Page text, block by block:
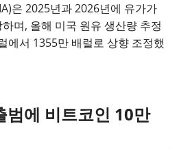
은 2025년과 2026년에 유가가
며, 올해 미국 원유 생산량 추정
에서 1355만 배럴로 상향 조정했
범에 비트코인 10만